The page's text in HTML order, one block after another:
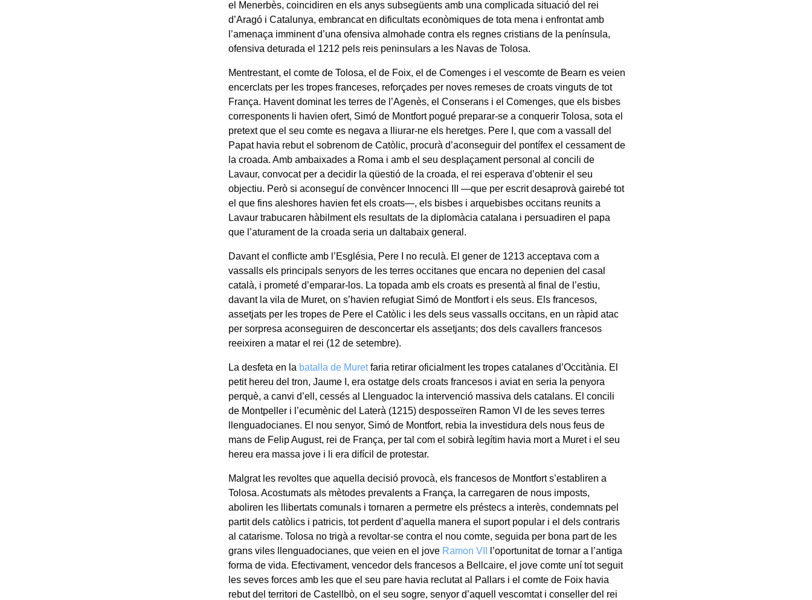
el Menerbès, coincidiren en els anys subsegüents amb una complicada situació del rei
d’Aragó i Catalunya, embrancat en dificultats econòmiques de tota mena i enfrontat amb
l’amenaça imminent d’una ofensiva almohade contra els regnes cristians de la península,
ofensiva deturada el 1212 pels reis peninsulars a les Navas de Tolosa.
Mentrestant, el comte de Tolosa, el de Foix, el de Comenges i el vescomte de Bearn es veien
encerclats per les tropes franceses, reforçades per noves remeses de croats vinguts de tot
França. Havent dominat les terres de l’Agenès, el Conserans i el Comenges, que els bisbes
corresponents li havien ofert, Simó de Montfort pogué preparar-se a conquerir Tolosa, sota el
pretext que el seu comte es negava a lliurar-ne els heretges. Pere I, que com a vassall del
Papat havia rebut el sobrenom de Catòlic, procurà d’aconseguir del pontífex el cessament de
la croada. Amb ambaixades a Roma i amb el seu desplaçament personal al concili de
Lavaur, convocat per a decidir la qüestió de la croada, el rei esperava d’obtenir el seu
objectiu. Però si aconseguí de convèncer Innocenci III —que per escrit desaprovà gairebé tot
el que fins aleshores havien fet els croats—, els bisbes i arquebisbes occitans reunits a
Lavaur trabucaren hàbilment els resultats de la diplomàcia catalana i persuadiren el papa
que l’aturament de la croada seria un daltabaix general.
Davant el conflicte amb l’Església, Pere I no reculà. El gener de 1213 acceptava com a
vassalls els principals senyors de les terres occitanes que encara no depenien del casal
català, i prometé d’emparar-los. La topada amb els croats es presentà al final de l’estiu,
davant la vila de Muret, on s’havien refugiat Simó de Montfort i els seus. Els francesos,
assetjats per les tropes de Pere el Catòlic i les dels seus vassalls occitans, en un ràpid atac
per sorpresa aconseguiren de desconcertar els assetjants; dos dels cavallers francesos
reeixiren a matar el rei (12 de setembre).
La desfeta en la batalla de Muretfaria retirar oficialment les tropes catalanes d’Occitània. El
petit hereu del tron, Jaume I, era ostatge dels croats francesos i aviat en seria la penyora
perquè, a canvi d’ell, cessés al Llenguadoc la intervenció massiva dels catalans. El concili
de Montpeller i l’ecumènic del Laterà (1215) desposseïren Ramon VI de les seves terres
llenguadocianes. El nou senyor, Simó de Montfort, rebia la investidura dels nous feus de
mans de Felip August, rei de França, per tal com el sobirà legítim havia mort a Muret i el seu
hereu era massa jove i li era difícil de protestar.
Malgrat les revoltes que aquella decisió provocà, els francesos de Montfort s’establiren a
Tolosa. Acostumats als mètodes prevalents a França, la carregaren de nous imposts,
aboliren les llibertats comunals i tornaren a permetre els préstecs a interès, condemnats pel
partit dels catòlics i patricis, tot perdent d’aquella manera el suport popular i el dels contraris
al catarisme. Tolosa no trigà a revoltar-se contra el nou comte, seguida per bona part de les
grans viles llenguadocianes, que veien en el jove Ramon VII
l’oportunitat de tornar a l’antiga
forma de vida. Efectivament, vencedor dels francesos a Bellcaire, el jove comte uní tot seguit
les seves forces amb les que el seu pare havia reclutat al Pallars i el comte de Foix havia
rebut del territori de Castellbò, on el seu sogre, senyor d’aquell vescomtat i conseller del rei